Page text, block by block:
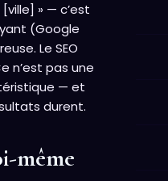
» — c’est
(Google
Le SEO
n’est pas une
— et
durent.
même